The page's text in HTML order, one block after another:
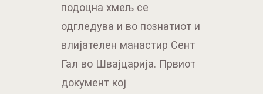
подоцна хмељ се
одгледува и во познатиот и
влијателен манастир Сент
Гал во Швајцарија. Првиот
документ кој